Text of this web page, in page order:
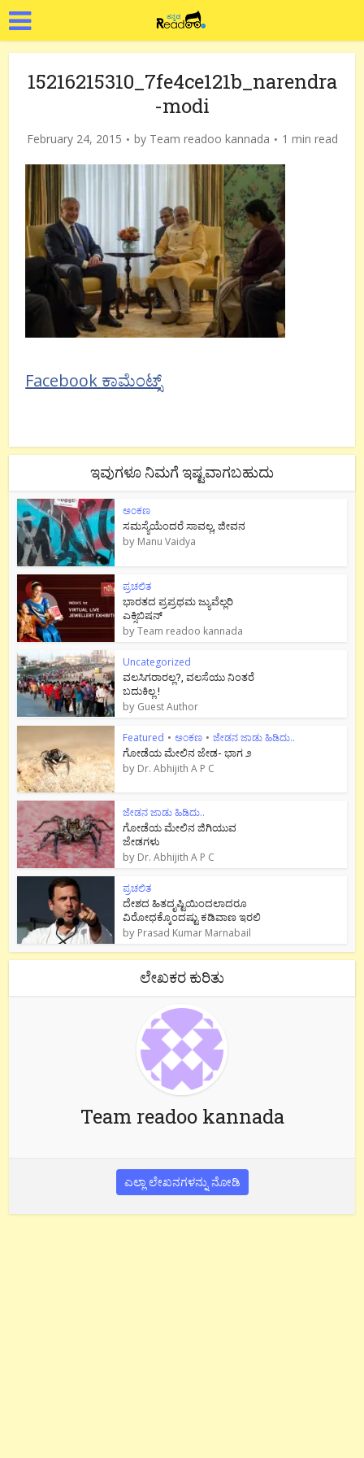
15216215310_7fe4ce121b_narendra
-modi
February 24, 2015 by Team readoo kannada 1 min read
Facebook ಕಾಮೆಂಟ್ಸ್
ಇವುಗಳೂ ನಿಮಗೆ ಇಷ್ಟವಾಗಬಹುದು
ಅಂಕಣ
ಸಮಸ್ಯೆಯೆಂದರೆ ಸಾವಲ್ಲ, ಜೀವನ
by Manu Vaidya
ಪ್ರಚಲಿತ
ಭಾರತದ ಪ್ರಪ್ರಥಮ ಜ್ಯುವೆಲ್ಲರಿ
ಎಕ್ಸಿಬಿಷನ್
byTeam readoo kannada
Uncategorized
ವಲಸಿಗರಾರಲ್ಲ?, ವಲಸೆಯು ನಿಂತರೆ
ಬದುಕಿಲ್ಲ !
by Guest Author
Featured • ಅಂಕಣ • ಜೇಡನ ಜಾಡು ಹಿಡಿದು..
ಗೋಡೆಯ ಮೇಲಿನ ಜೇಡ- ಭಾಗ ೨
by Dr. Abhijith A P C
ಜೇಡನ ಜಾಡು ಹಿಡಿದು..
ಗೋಡೆಯ ಮೇಲಿನ ಜಿಗಿಯುವ
ಜೇಡಗಳು
by Dr. Abhijith A P C
ಪ್ರಚಲಿತ
ದೇಶದ ಹಿತದೃಷ್ಟಿಯಿಂದಲಾದರೂ
ವಿರೋಧಕ್ಕೊಂದಷ್ಟು ಕಡಿವಾಣ ಇರಲಿ
by Prasad Kumar Marnabail
ಲೇಖಕರ ಕುರಿತು
Team readoo kannada
ಎಲ್ಲಾ ಲೇಖನಗಳನ್ನು ನೋಡಿ